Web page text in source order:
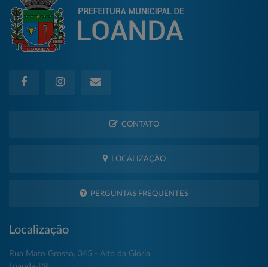
CONTATO
LOCALIZAÇÃO
PERGUNTAS FREQUENTES
Localização
Rua Mato Grosso, 345 - Alto da Glória